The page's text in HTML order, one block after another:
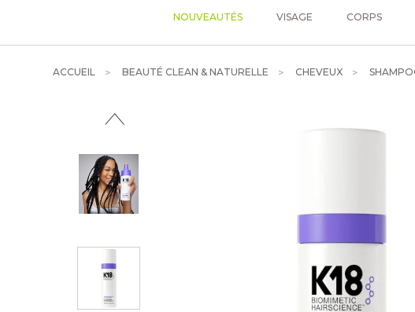
NOUVEAUTÉS VISAGE CORPS
ACCUEIL BEAUTÉ CLEAN & NATURELLE CHEVEUX